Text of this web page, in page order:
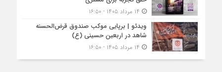
ویدئو | برپایی موکب صندوق قرض‌الحسنه
شاهد در اربعین حسینی (ع)